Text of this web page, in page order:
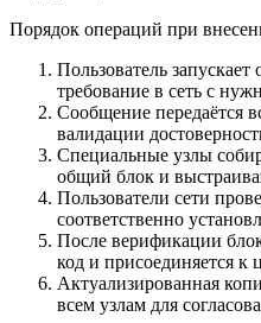
Порядок операций при
Пользователь
требование в сеть с
Сообщение передаётся
валидации
Специальные узлы
общий блок и
Пользователи сети
соответственно
После верификации
код и присоединяется к
Актуализированная
всем узлам для